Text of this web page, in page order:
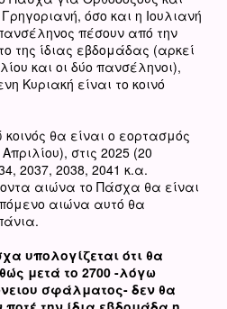
όσο και η Ιουλιανή
πέσουν από την
της ίδιας εβδομάδας (αρκεί
και οι δύο πανσέληνοι),
Κυριακή είναι το κοινό
θα είναι ο εορτασμός
στις 2025 (20
2037, 2038, 2041 κ.α.
αιώνα το Πάσχα θα είναι
αιώνα αυτό θα
υπολογίζεται ότι θα
μετά το 2700 -λόγω
σφάλματος- δεν θα